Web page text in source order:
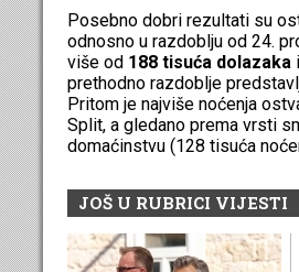
Posebno dobri rezultati su
odnosno u razdoblju od 24.
više od 188 tisuća dolazaka
prethodno razdoblje
Pritom je najviše noćenja
Split, a gledano prema vrsti
domaćinstvu (128 tisuća
JOŠ U RUBRICI VIJESTI